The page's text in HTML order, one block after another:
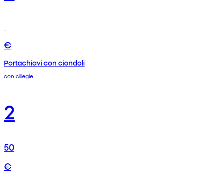
€
Portachiavi con ciondoli
con ciliegie
2
50
€